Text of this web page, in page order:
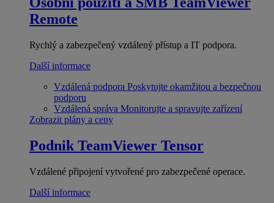
Remote
Rychlý a zabezpečený vzdálený přístup a IT podpora.
Další informace
Vzdálená podpora Poskytujte okamžitou a bezpečnou
podporu
Vzdálená správa Monitorujte a spravujte zařízení
Zobrazit plány a ceny
Podnik TeamViewer Tensor
Vzdálené připojení vytvořené pro zabezpečené operace.
Další informace